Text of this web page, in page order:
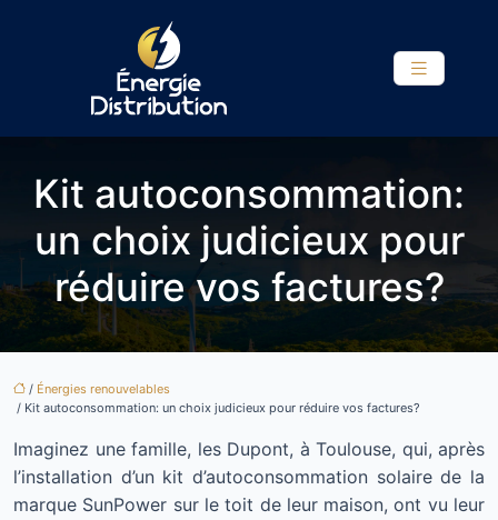
Kit autoconsommation:
un choix judicieux pour
réduire vos factures?
/ Énergies renouvelables
/ Kit autoconsommation: un choix judicieux pour réduire vos factures?
Imaginez une famille, les Dupont, à Toulouse, qui, après
l’installation d’un kit d’autoconsommation solaire de la
marque SunPower sur le toit de leur maison, ont vu leur